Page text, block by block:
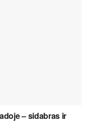
– sidabras ir